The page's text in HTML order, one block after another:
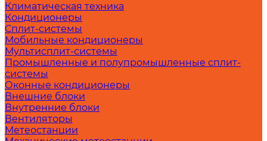
Климатическая техника
Кондиционеры
Сплит-системы
Мобильные кондиционеры
Мультисплит-системы
Промышленные и полупромышленные сплит-
системы
Оконные кондиционеры
Внешние блоки
Внутренние блоки
Вентиляторы
Метеостанции